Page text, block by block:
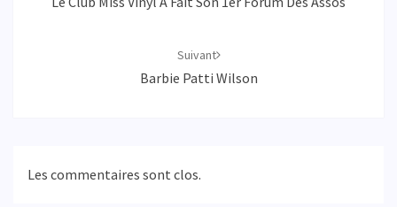
Suivant
Barbie Patti Wilson
Les commentaires sont clos.